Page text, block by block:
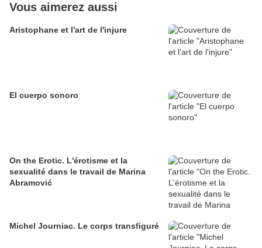
Vous aimerez aussi
Aristophane et l'art de l'injure
El cuerpo sonoro
On the Erotic. L'érotisme et la
sexualité dans le travail de Marina
Abramović
Michel Journiac. Le corps transfiguré